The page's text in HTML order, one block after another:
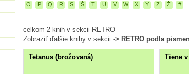
O
P Q R S Š T U V W X Y Z Ž #
celkom 2 knih v sekcii RETRO
Zobraziť ďalšie knihy v sekcii -> RETRO podla
Tetanus (brožovaná) Tiene